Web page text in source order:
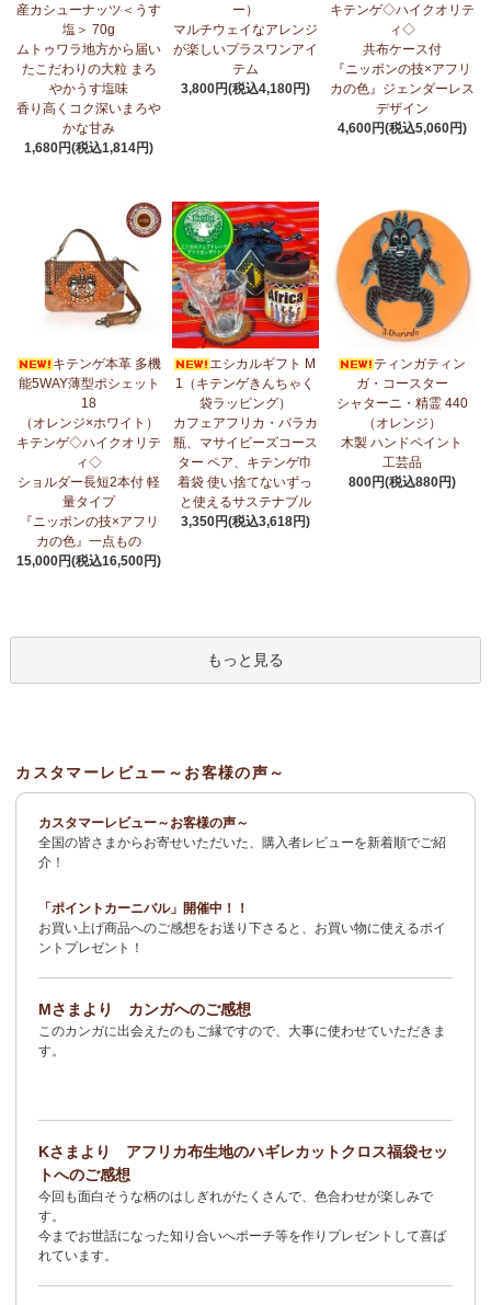
5/1：ティンガティンガ・アート～ズベリの作品コーナー新入荷！
私たちバラカは、ズベリが遺してくださった作品を、これからも
大切に紹介してまいります。
4/23：
【2026新茶入荷】アフリカンプライド～アッサム種タンザ
ニア紅茶～無農薬手摘み茶葉～
4/15：ノースリーブワンピース～前後2way仕様～
新入荷！ゆった
りシルエット
4/15：【新登場】ティアードフレアパンツ新入荷！大人気のティ
アードパンツが、さらに進化してバージョンアップ！
【2026新茶 予約開始】アフリカンプライド～アッサム種タ
ンザニア紅茶～無農薬手摘み茶葉～
4/13：
【2026新豆入荷】タンザニア産カシューナッツ＜素焼き＞
＜うす塩＞～こだわりの大粒 香り高くコク深いまろやかな甘み～
3/27：キテンゲ◇ハイクオリティ◇2026新柄 タンザニアより新入
～アフリカンプリント生地～
3/27： サーカスパンツ
仕立てた新作登場！『ニッポンの技×アフリカの色』
3/11：リボン付きブラウス アレンジいろいろ9way仕様！新入
3/11：イレギュラーヘム タックスカート
イクオリティ◇で仕立てた新作登場！『ニッポンの技×アフリカの
2/4： 長財布L字ファスナー～キテンゲ本革仕立て
～キテンゲ◇ハ
2/3： キテンゲ本革 名刺ケース～キテンゲ◇ハイクオリティ◇で
仕立てた新作登場！『ニッポンの技×アフリカの色』
2/3： オトナの多機能リュック～キテンゲ本革仕立て
ハイクオリティ◇で仕立てた新作登場！『ニッポンの技×アフリカ
の色』
1/19イージーパンツ～美脚ゆるやかブーツカットデザイン～
ンゲ◇ハイクオリティ◇で仕立てた新作登場！『ニッポンの技×ア
フリカの色』
1/19：エコバッグ≪2サイズ展開≫
産カシューナッツ＜うす
塩＞ 70g
ムトゥワラ地方から届い
たこだわりの大粒 まろ
やかうす塩味
香り高くコク深いまろや
かな甘み
1,680円(税込1,814円)
ー）
マルチウェイなアレンジ
が楽しいプラスワンアイ
テム
3,800円(税込4,180円)
キテンゲ◇ハイクオリテ
ィ◇
共布ケース付
『ニッポンの技×アフリ
カの色』ジェンダーレス
デザイン
4,600円(税込5,060円)
キテンゲ本革 多機
能5WAY薄型ポシェット
18
（オレンジ×ホワイト）
キテンゲ◇ハイクオリテ
ィ◇
ショルダー長短2本付 軽
量タイプ
『ニッポンの技×アフリ
カの色』一点もの
15,000円(税込16,500円)
エシカルギフト M
1（キテンゲきんちゃく
袋ラッピング）
カフェアフリカ・バラカ
瓶、マサイビーズコース
ター ペア、キテンゲ巾
着袋 使い捨てないずっ
と使えるサステナブル
3,350円(税込3,618円)
ティンガティン
ガ・コースター
シャターニ・精霊 440
（オレンジ）
木製 ハンドペイント
工芸品
800円(税込880円)
もっと見る
カスタマーレビュー～お客様の声～
カスタマーレビュー～お客様の声～
全国の皆さまからお寄せいただいた、購入者レビューを新着順でご紹
介！
「ポイントカーニバル」開催中！！
お買い上げ商品へのご感想をお送り下さると、お買い物に使えるポイ
ントプレゼント！
Mさまより カンガへのご感想
このカンガに出会えたのもご縁ですので、大事に使わせていただきま
す。
Kさまより アフリカ布生地のハギレカットクロス福袋セッ
トへのご感想
今回も面白そうな柄のはしぎれがたくさんで、色合わせが楽しみで
す。
今までお世話になった知り合いへポーチ等を作りプレゼントして喜ば
れています。